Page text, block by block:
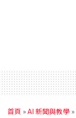
首頁 »AI 新聞與教學 »